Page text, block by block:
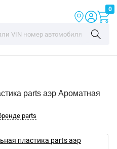
0
parts аэр Ароматная
parts